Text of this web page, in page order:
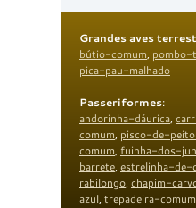
Grandes aves
bútio-comum, pombo-
pica-pau-malhado
Passeriformes:
andorinha-dáurica,
comum, pisco-de-
comum, fuinha-dos-
barrete, estrelinha-de-
rabilongo, chapim-
azul, trepadeira-comum